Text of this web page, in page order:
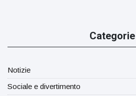
Categorie
Notizie
Sociale e divertimento